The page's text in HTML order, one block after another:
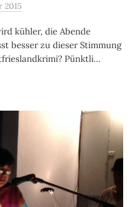
2015
kühler, die Abende
besser zu dieser Stimmung
Pünktli...